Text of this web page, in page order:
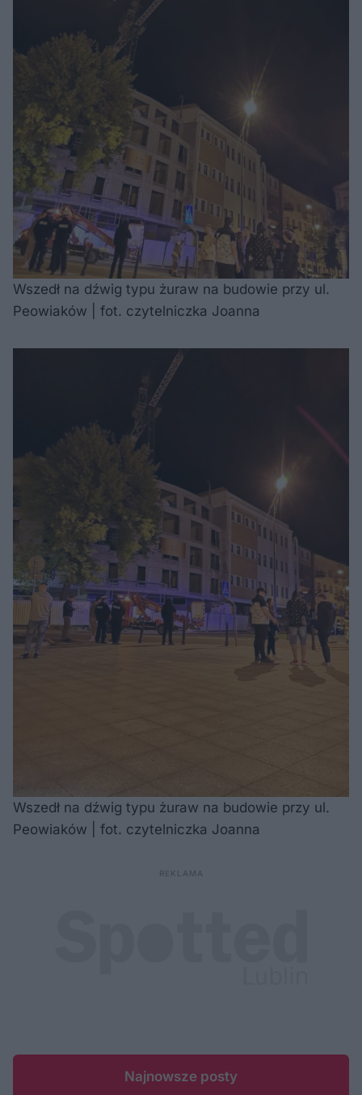
Wszedł na dźwig typu żuraw na budowie przy ul.
Peowiaków | fot. czytelniczka Joanna
Wszedł na dźwig typu żuraw na budowie przy ul.
Peowiaków | fot. czytelniczka Joanna
Najnowsze posty